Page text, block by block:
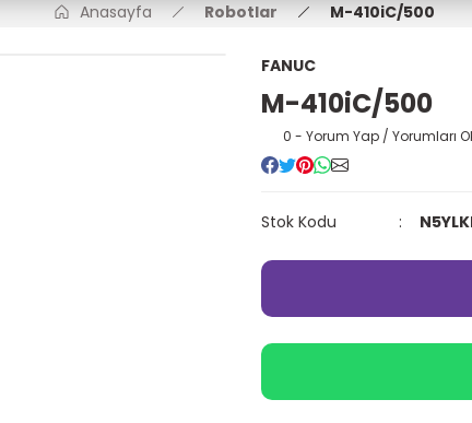
Anasayfa
Robotlar M-410iC/500
FANUC
M-410iC/500
0 - Yorum Yap / Yorumları
Stok Kodu